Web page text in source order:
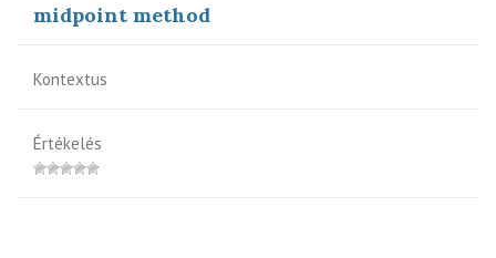
midpoint method
Kontextus
Értékelés